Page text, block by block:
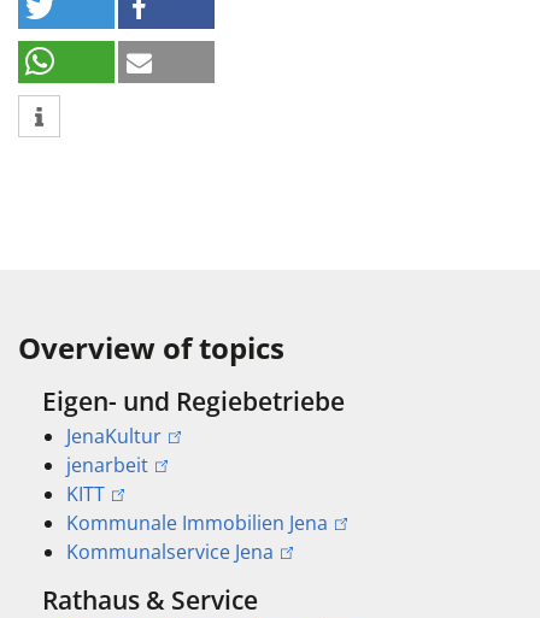
Overview of topics
Eigen- und Regiebetriebe
JenaKultur
jenarbeit
KITT
Kommunale Immobilien Jena
Kommunalservice Jena
Rathaus & Service